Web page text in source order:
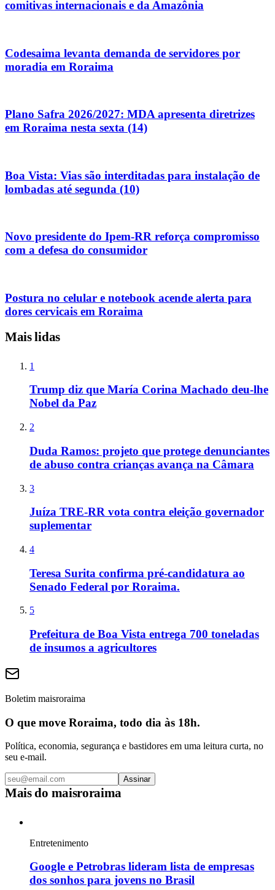
comitivas internacionais e da Amazônia
Codesaima levanta demanda de servidores por
moradia em Roraima
Plano Safra 2026/2027: MDA apresenta diretrizes
em Roraima nesta sexta (14)
Boa Vista: Vias são interditadas para instalação de
lombadas até segunda (10)
Novo presidente do Ipem-RR reforça compromisso
com a defesa do consumidor
Postura no celular e notebook acende alerta para
dores cervicais em Roraima
Mais lidas
1
Trump diz que María Corina Machado deu-lhe
Nobel da Paz
2
Duda Ramos: projeto que protege denunciantes
de abuso contra crianças avança na Câmara
3
Juíza TRE-RR vota contra eleição governador
suplementar
4
Teresa Surita confirma pré-candidatura ao
Senado Federal por Roraima.
5
Prefeitura de Boa Vista entrega 700 toneladas
de insumos a agricultores
Boletim maisroraima
O que move Roraima, todo dia às 18h.
Política, economia, segurança e bastidores em uma leitura curta, no
seu e-mail.
Assinar
Mais do maisroraima
Entretenimento
Google e Petrobras lideram lista de empresas
dos sonhos para jovens no Brasil